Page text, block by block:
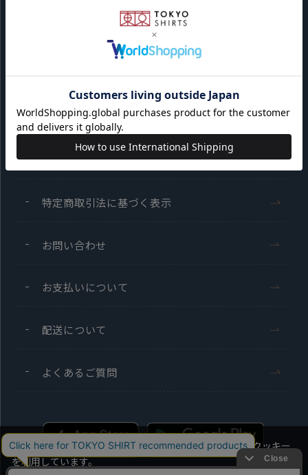
サイト利用規約
会員利用規約
プライバシーポリシー
特定商取引法に基づく表示
お問い合わせ
お支払いについて
配送について
よくあるご質問
当社のウェブサイトでは、お客様の利便性向上のためにクッキー
を利用しています。